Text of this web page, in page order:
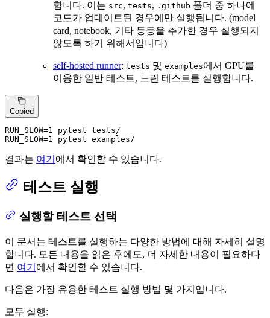
합니다. 이는 src, tests, .github 폴더 중 하나에
코드가 업데이트된 경우에만 실행됩니다. (model
card, notebook, 기타 등등을 추가한 경우 실행되지
않도록 하기 위해서입니다)
self-hosted runner: tests 및 examples에서 GPU를
이용한 일반 테스트, 느린 테스트를 실행합니다.
Copied
RUN_SLOW=1 pytest tests/
RUN_SLOW=1 pytest examples/
결과는 여기 에서 확인할 수 있습니다.
테스트 실행
실행할 테스트 선택
이 문서는 테스트를 실행하는 다양한 방법에 대해 자세히 설명
합니다. 모든 내용을 읽은 후에도, 더 자세한 내용이 필요하다
면 여기 에서 확인할 수 있습니다.
다음은 가장 유용한 테스트 실행 방법 몇 가지입니다.
모두 실행: